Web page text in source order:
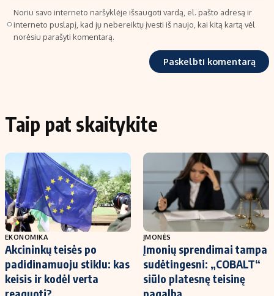
Noriu savo interneto naršyklėje išsaugoti vardą, el. pašto adresą ir
interneto puslapį, kad jų nebereiktų įvesti iš naujo, kai kitą kartą vėl
norėsiu parašyti komentarą.
Taip pat skaitykite
EKONOMIKA
Akcininkų teisės po
padidinamuoju stiklu: kas
keisis ir kodėl verta
reaguoti?
ĮMONĖS
Įmonių sprendimai tampa
sudėtingesni: „COBALT“
siūlo platesnę teisinę
pagalbą